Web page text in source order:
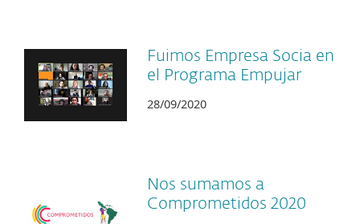
Fuimos Empresa Socia en
el Programa Empujar
28/09/2020
Nos sumamos a
Comprometidos 2020